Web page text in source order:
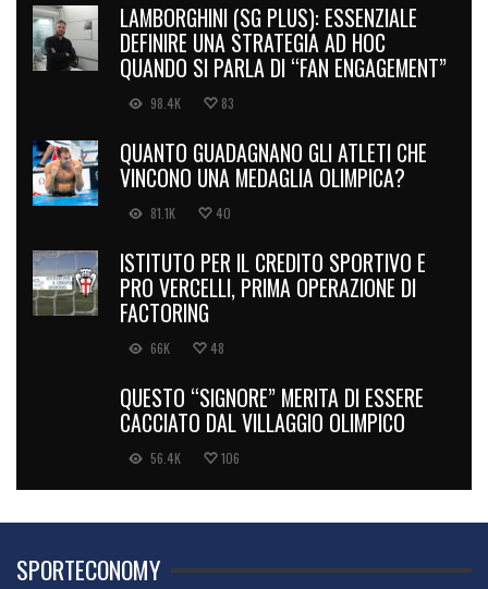
LAMBORGHINI (SG PLUS): ESSENZIALE
DEFINIRE UNA STRATEGIA AD HOC
QUANDO SI PARLA DI “FAN ENGAGEMENT”
98.4K 83
QUANTO GUADAGNANO GLI ATLETI CHE
VINCONO UNA MEDAGLIA OLIMPICA?
81.1K 40
ISTITUTO PER IL CREDITO SPORTIVO E
PRO VERCELLI, PRIMA OPERAZIONE DI
FACTORING
66K 48
QUESTO “SIGNORE” MERITA DI ESSERE
CACCIATO DAL VILLAGGIO OLIMPICO
56.4K 106
SPORTECONOMY